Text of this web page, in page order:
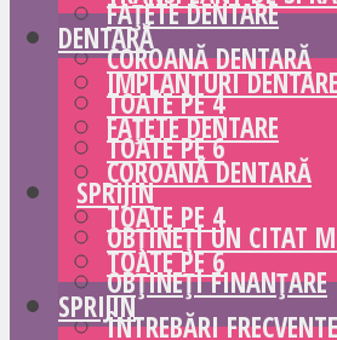
FAȚETE DENTARE
COROANĂ DENTARĂ
TOATE PE 4
TOATE PE 6
SPRIJIN
OBȚINEȚI UN CITAT
OBȚINEȚI FINANȚARE
ÎNTREBĂRI FRECVENTE
DENTARĂ
IMPLANTURI DENTARE
FAȚETE DENTARE
COROANĂ DENTARĂ
TOATE PE 4
TOATE PE 6
SPRIJIN